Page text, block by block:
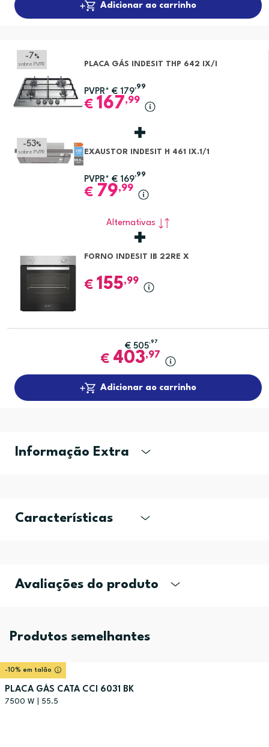
Adicionar ao carrinho
-7 %
sobre PVPR PLACA GÁS INDESIT THP 642 IX/I
PVPR* € 179
,99
€ 167,99
-53%
sobre PVPR EXAUSTOR INDESIT H 461 IX.1/1
PVPR* € 169
,99
€ 79,99
Alternativas
FORNO INDESIT IB 22RE X
€ 155,99
€ 505,97
€ 403,97
Adicionar ao carrinho
Informação Extra
Características
Avaliações do produto
Produtos semelhantes
-10% em talão
PLACA GÁS CATA CCI 6031 BK
7500 W | 55.5